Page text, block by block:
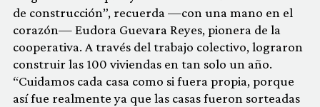
de construcción”, recuerda —con una mano en el
corazón— Eudora Guevara Reyes, pionera de la
cooperativa. A través del trabajo colectivo, lograron
construir las 100 viviendas en tan solo un año.
“Cuidamos cada casa como si fuera propia, porque
así fue realmente ya que las casas fueron sorteadas